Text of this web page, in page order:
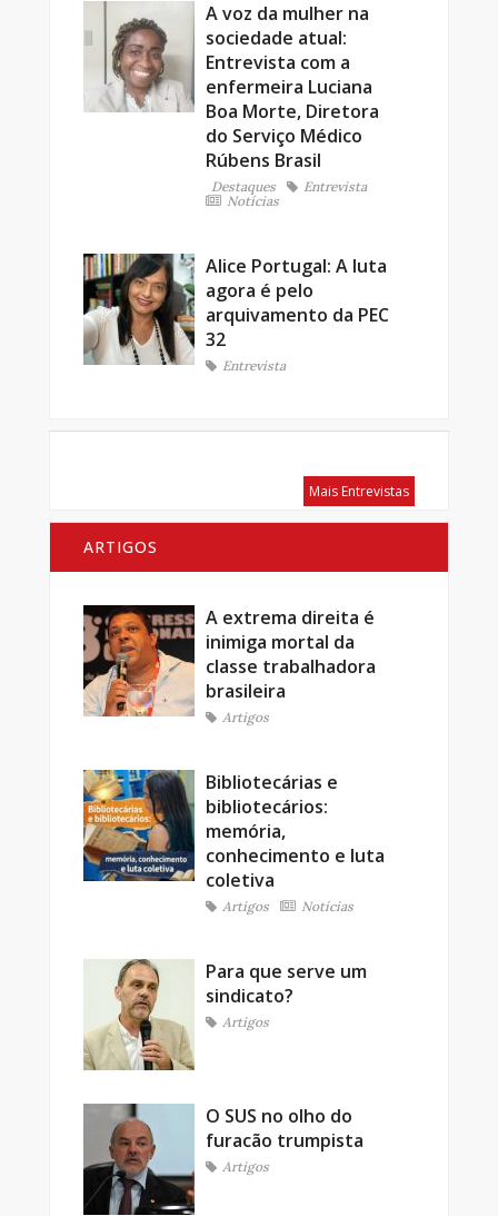
A voz da mulher na
sociedade atual:
Entrevista com a
enfermeira Luciana
Boa Morte, Diretora
do Serviço Médico
Rúbens Brasil
Destaques
Entrevista
Notícias
Alice Portugal: A luta
agora é pelo
arquivamento da PEC
32
Entrevista
Mais Entrevistas
ARTIGOS
A extrema direita é
inimiga mortal da
classe trabalhadora
brasileira
Artigos
Bibliotecárias e
bibliotecários:
memória,
conhecimento e luta
coletiva
Artigos Notícias
Para que serve um
sindicato?
Artigos
O SUS no olho do
furacão trumpista
Artigos